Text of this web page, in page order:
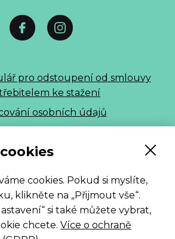
cookies. Pokud si myslíte,
klikněte na „Přijmout vše“.
si také můžete vybrat,
chcete. Více o ochraně
pro odstoupení od smlouvy
ke stažení
osobních údajů